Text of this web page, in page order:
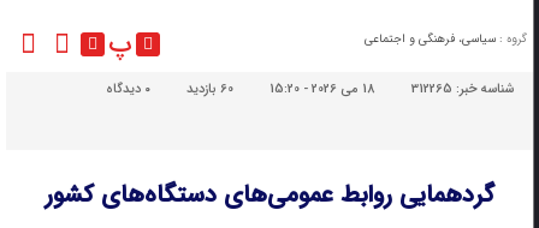
گروه : سیاسی، فرهنگی و اجتماعی پ
شناسه خبر:312265 18 می 2026 - 15:20 60 بازدید دیدگاه
گردهمایی روابط عمومی‌های دستگاه‌های کشور